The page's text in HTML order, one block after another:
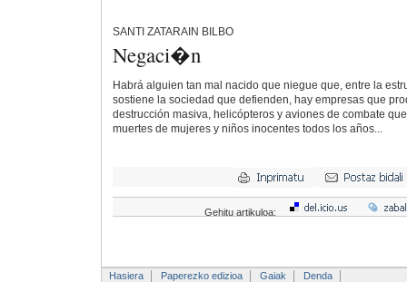
SANTI ZATARAIN BILBO
Negaci�n
Habrá alguien tan mal nacido que niegue que, entre la
sostiene la sociedad que defienden, hay empresas que
destrucción masiva, helicópteros y aviones de combate
muertes de mujeres y niños inocentes todos los años...
Gehitu artikuloa:
Hasiera Paperezko edizioa Gaiak
Denda